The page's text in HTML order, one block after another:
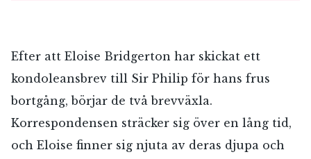
Efter att Eloise Bridgerton har skickat ett
kondoleansbrev till Sir Philip för hans frus
bortgång, börjar de två brevväxla.
Korrespondensen sträcker sig över en lång tid,
och Eloise finner sig njuta av deras djupa och